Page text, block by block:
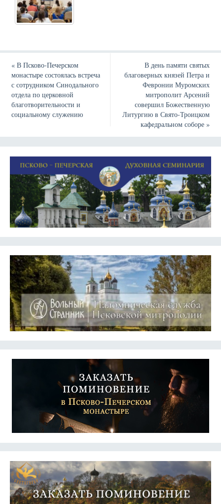
«В Псково-Печерском
монастыре состоялась встреча
с сотрудником Синодального
отдела по церковной
благотворительности и
социальному служению
В день памяти святых
благоверных князей Петра и
Февронии Муромских
митрополит Арсений
совершил Божественную
Литургию в Свято-Троицком
кафедральном соборе»